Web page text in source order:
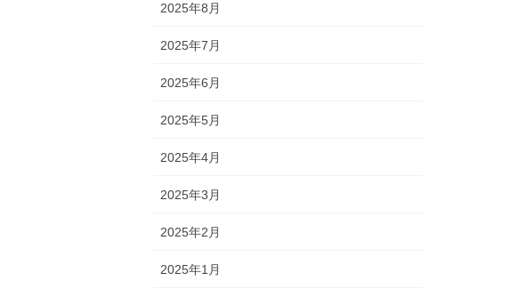
2025年8月
2025年7月
2025年6月
2025年5月
2025年4月
2025年3月
2025年2月
2025年1月